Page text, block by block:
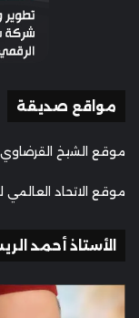
مواقع صديقة
موقع الشيخ القرضاوي
موقع الاتحاد
الأستاذ أحمد